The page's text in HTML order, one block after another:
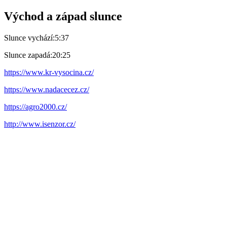
Východ a západ slunce
Slunce vychází:5:37
Slunce zapadá:20:25
https://www.kr-vysocina.cz/
https://www.nadacecez.cz/
https://agro2000.cz/
http://www.isenzor.cz/